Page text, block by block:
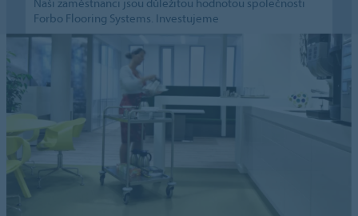
Forbo Flooring Systems. Investujeme